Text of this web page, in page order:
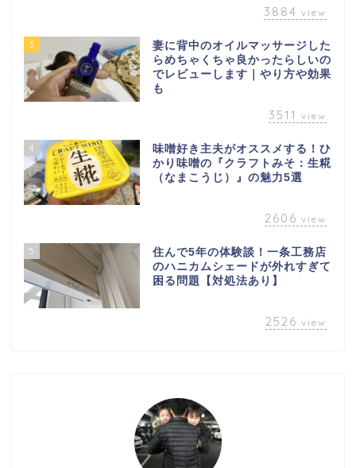
3884 view
3
妻に背中のオイルマッサージした
らめちゃくちゃ良かったらしいの
でレビューします｜やり方や効果
も
3511 view
4
味噌好き主夫がオススメする！ひ
かり味噌の『クラフトみそ：生糀
（なまこうじ）』の魅力5選
2606 view
5
住んで5年の体験談！一条工務店
のハニカムシェードが外れすぎて
困る問題【対処法あり】
2526 view